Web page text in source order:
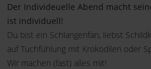
Der Individeuelle Abend macht
ist individuell!
Du bist ein Schlangenfan, liebst
auf Tuchfühlung mit Krokodilen oder
Wir machen (fast) alles mit!